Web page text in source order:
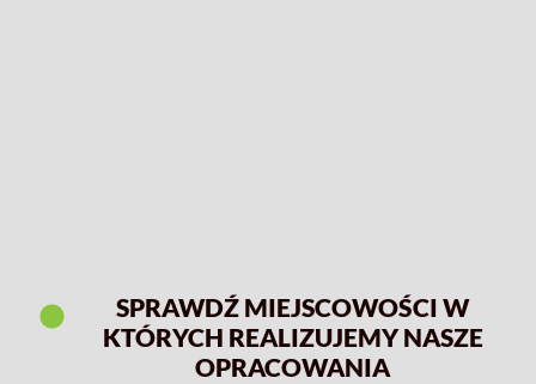
SPRAWDŹ MIEJSCOWOŚCI W
KTÓRYCH REALIZUJEMY NASZE
OPRACOWANIA